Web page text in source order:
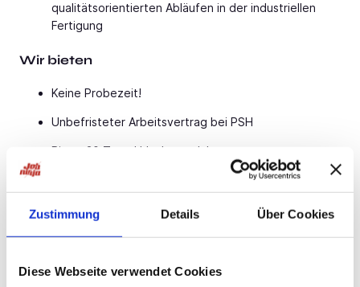
Zustimmung Details Über Cookies
Diese Webseite verwendet Cookies
qualitätsorientierten Abläufen in der industriellen
Fertigung
Wir bieten
Keine Probezeit!
Unbefristeter Arbeitsvertrag bei PSH
Bis zu 30 Tage Urlaub pro Jahr
Möglichkeit einer wöchentlichen Abschlagszahlung
Übertarifliche Bezahlung, Urlaubs- & Weihnachtsgeld
Weiterbildungen auf Kosten des Arbeitgebers
Übernahmemöglichkeit beim Kundenbetrieb